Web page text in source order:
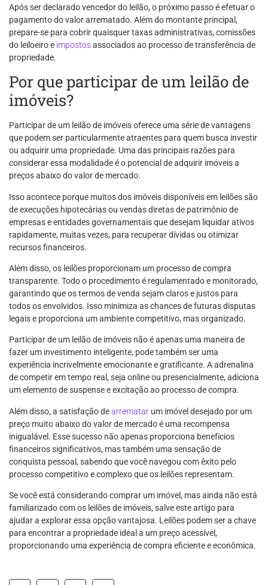
Após ser declarado vencedor do leilão, o próximo passo é efetuar o
pagamento do valor arrematado. Além do montante principal,
prepare-se para cobrir quaisquer taxas administrativas, comissões
do leiloeiro e impostosassociados ao processo de transferência de
propriedade.
Por que participar de um leilão de
imóveis?
Participar de um leilão de imóveis oferece uma série de vantagens
que podem ser particularmente atraentes para quem busca investir
ou adquirir uma propriedade. Uma das principais razões para
considerar essa modalidade é o potencial de adquirir imóveis a
preços abaixo do valor de mercado.
Isso acontece porque muitos dos imóveis disponíveis em leilões são
de execuções hipotecárias ou vendas diretas de patrimônio de
empresas e entidades governamentais que desejam liquidar ativos
rapidamente, muitas vezes, para recuperar dívidas ou otimizar
recursos financeiros.
Além disso, os leilões proporcionam um processo de compra
transparente. Todo o procedimento é regulamentado e monitorado,
garantindo que os termos de venda sejam claros e justos para
todos os envolvidos. Isso minimiza as chances de futuras disputas
legais e proporciona um ambiente competitivo, mas organizado.
Participar de um leilão de imóveis não é apenas uma maneira de
fazer um investimento inteligente, pode também ser uma
experiência incrivelmente emocionante e gratificante. A adrenalina
de competir em tempo real, seja online ou presencialmente, adiciona
um elemento de suspense e excitação ao processo de compra.
Além disso, a satisfação dearrematar um imóvel desejado por um
preço muito abaixo do valor de mercado é uma recompensa
inigualável. Esse sucesso não apenas proporciona benefícios
financeiros significativos, mas também uma sensação de
conquista pessoal, sabendo que você navegou com êxito pelo
processo competitivo e complexo que os leilões representam.
Se você está considerando comprar um imóvel, mas ainda não está
familiarizado com os leilões de imóveis, salve este artigo para
ajudar a explorar essa opção vantajosa. Leilões podem ser a chave
para encontrar a propriedade ideal a um preço acessível,
proporcionando uma experiência de compra eficiente e econômica.